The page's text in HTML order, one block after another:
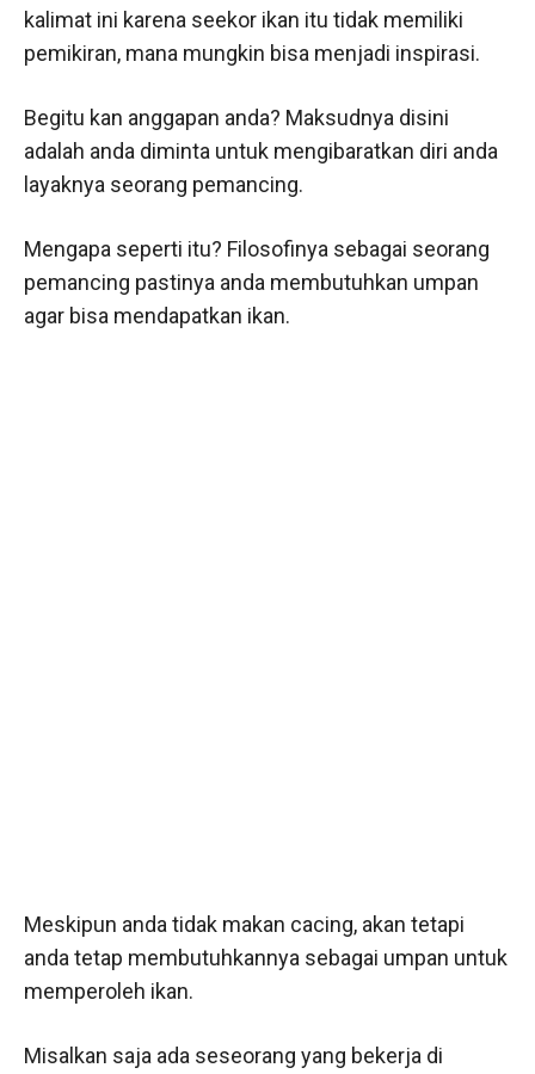
kalimat ini karena seekor ikan itu tidak memiliki
pemikiran, mana mungkin bisa menjadi inspirasi.
Begitu kan anggapan anda? Maksudnya disini
adalah anda diminta untuk mengibaratkan diri anda
layaknya seorang pemancing.
Mengapa seperti itu? Filosofinya sebagai seorang
pemancing pastinya anda membutuhkan umpan
agar bisa mendapatkan ikan.
Meskipun anda tidak makan cacing, akan tetapi
anda tetap membutuhkannya sebagai umpan untuk
memperoleh ikan.
Misalkan saja ada seseorang yang bekerja di